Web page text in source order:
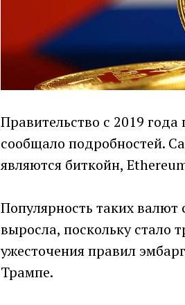
Правительство с 2019 года
сообщало подробностей.
являются биткойн,
Популярность таких
выросла, поскольку стало
ужесточения правил
Трампе.